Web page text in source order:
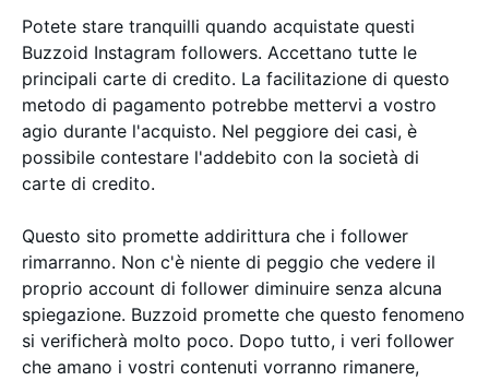
Potete stare tranquilli quando acquistate questi
Buzzoid Instagram followers. Accettano tutte le
principali carte di credito. La facilitazione di questo
metodo di pagamento potrebbe mettervi a vostro
agio durante l'acquisto. Nel peggiore dei casi, è
possibile contestare l'addebito con la società di
carte di credito.
Questo sito promette addirittura che i follower
rimarranno. Non c'è niente di peggio che vedere il
proprio account di follower diminuire senza alcuna
spiegazione. Buzzoid promette che questo fenomeno
si verificherà molto poco. Dopo tutto, i veri follower
che amano i vostri contenuti vorranno rimanere,